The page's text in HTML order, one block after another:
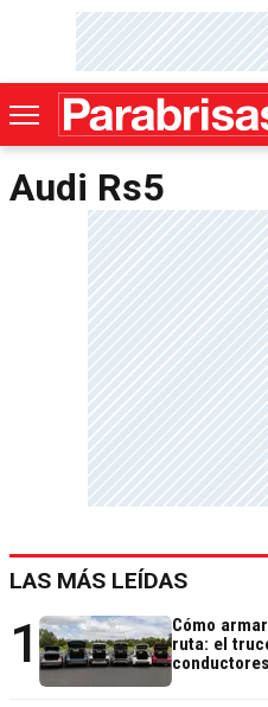
Audi Rs5
LAS MÁS LEÍDAS
1
Cómo
ruta: el